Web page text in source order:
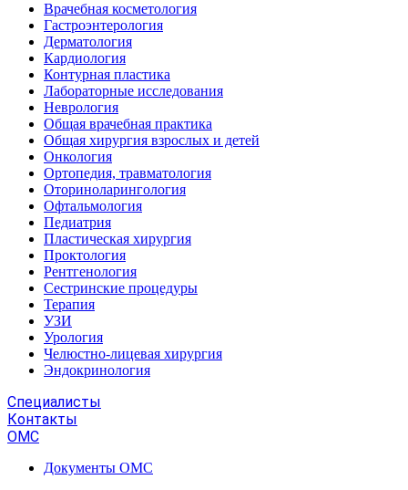
Врачебная косметология
Гастроэнтерология
Дерматология
Кардиология
Контурная пластика
Лабораторные исследования
Неврология
Общая врачебная практика
Общая хирургия взрослых и детей
Онкология
Ортопедия, травматология
Оториноларингология
Офтальмология
Педиатрия
Пластическая хирургия
Проктология
Рентгенология
Сестринские процедуры
Терапия
УЗИ
Урология
Челюстно-лицевая хирургия
Эндокринология
Специалисты
Контакты
ОМС
Документы ОМС